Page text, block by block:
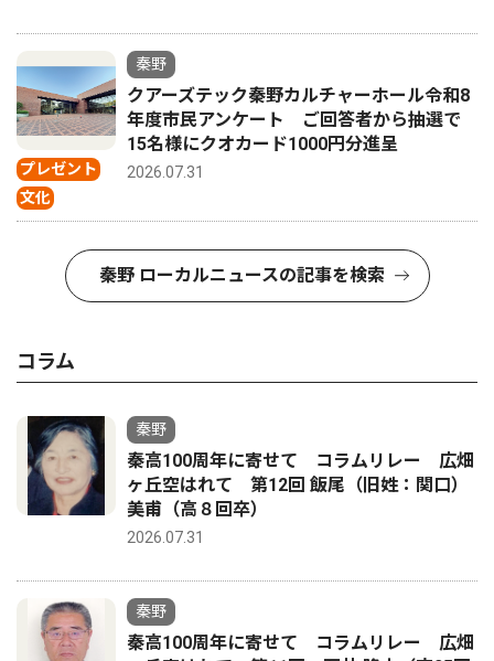
プレゼント
文化
秦野
クアーズテック秦野カルチャーホール令和8
年度市民アンケート ご回答者から抽選で
15名様にクオカード1000円分進呈
2026.07.31
秦野 ローカルニュースの記事を検索
コラム
秦野
秦高100周年に寄せて コラムリレー 広畑
ヶ丘空はれて 第12回 飯尾（旧姓：関口）
美甫（高８回卒）
2026.07.31
秦野
秦高100周年に寄せて コラムリレー 広畑